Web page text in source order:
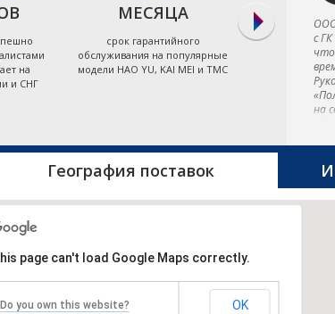
на
и СНГ
МЕСЯЦА
срок гарантийного
обслуживания на популярные
модели HAO YU, KAI MEI и TMC
с
на
на
География поставок
page can't load Google Maps correctly.
Do you own this website? OK